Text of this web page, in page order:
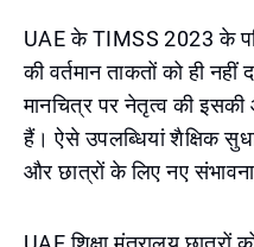
UAE के TIMSS 2023 के
की वर्तमान ताकतों को ही नहीं
मानचित्र पर नेतृत्व की इसकी
हैं। ऐसे उपलब्धियां शैक्षिक
और छात्रों के लिए नए